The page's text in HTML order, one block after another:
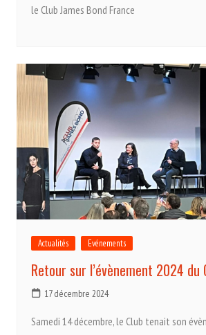
le Club James Bond France
Actualités Evénements
Retour sur l’évènement 2024 du
17 décembre 2024
Samedi 14 décembre, le Club tenait son